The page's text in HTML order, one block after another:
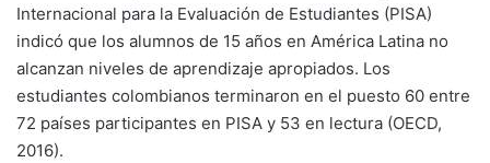
Internacional para la Evaluación de Estudiantes (PISA)
indicó que los alumnos de 15 años en América Latina no
alcanzan niveles de aprendizaje apropiados. Los
estudiantes colombianos terminaron en el puesto 60 entre
72 países participantes en PISA y 53 en lectura (OECD,
2016).